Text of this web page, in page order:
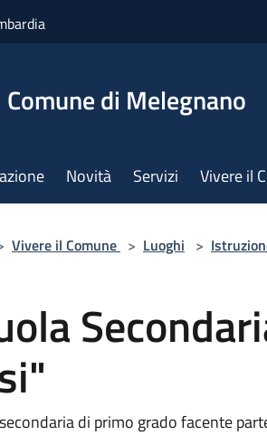
Comune di Melegnano
Novità Servizi Vivere il
Vivere il Comune > Luoghi >
di primo grado facente